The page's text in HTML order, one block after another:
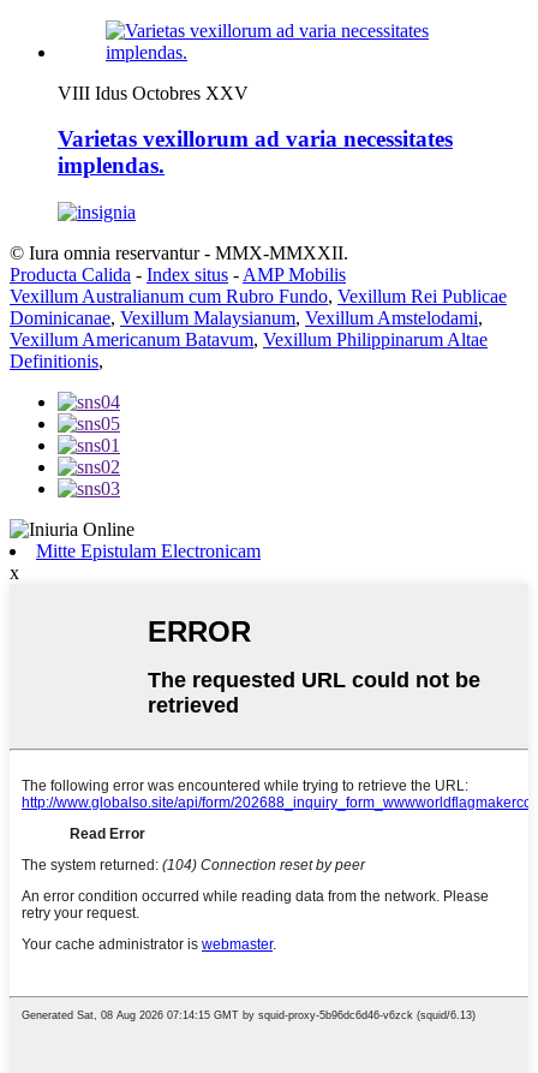
VIII Idus Octobres XXV
Varietas vexillorum ad varia necessitates
implendas.
© Iura omnia reservantur - MMX-MMXXII.
Producta Calida - Index situs - AMP Mobilis
Vexillum Australianum cum Rubro Fundo, Vexillum Rei Publicae
Dominicanae, Vexillum Malaysianum, Vexillum Amstelodami,
Vexillum Americanum Batavum, Vexillum Philippinarum Altae
Definitionis,
Mitte Epistulam Electronicam
x